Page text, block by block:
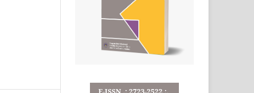
E-ISSN .: 2723-2522 :.